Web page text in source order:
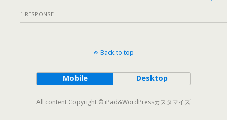
1 RESPONSE
Back to top
Mobile Desktop
All content Copyright © iPad&WordPressカスタマイズ